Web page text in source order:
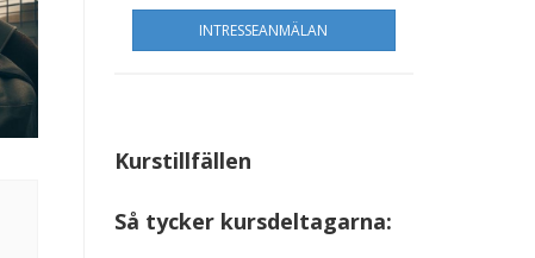
INTRESSEANMÄLAN
Kurstillfällen
Så tycker kursdeltagarna: